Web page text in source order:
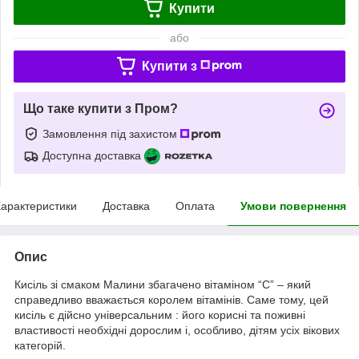
Купити
або
Купити з
Що таке купити з Пром?
Замовлення під захистом
Доступна доставка
Доставка Оплата Умови повернення
Опис
Кисіль зі смаком Малини збагачено вітаміном “С” – який
справедливо вважається королем вітамінів. Саме тому, цей
кисіль є дійсно універсальним : його корисні та поживні
властивості необхідні дорослим і, особливо, дітям усіх вікових
категорій.